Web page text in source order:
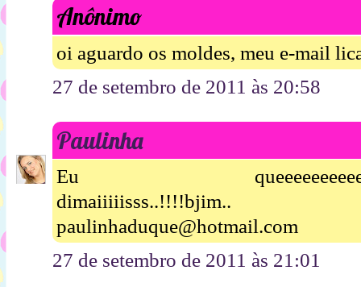
Anônimo
oi aguardo os moldes, meu e-mail
27 de setembro de 2011 às 20:58
Paulinha
Eu
dimaiiiiisss..!!!!bjim..
paulinhaduque@hotmail.com
27 de setembro de 2011 às 21:01